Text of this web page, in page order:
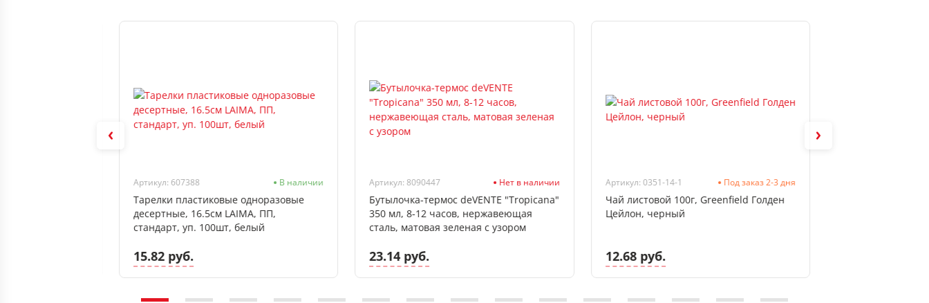
Артикул: 607388 В наличии
Тарелки пластиковые одноразовые
десертные, 16.5см LAIMA, ПП,
стандарт, уп. 100шт, белый
15.82 руб.
Артикул: 8090447 Нет в наличии
Бутылочка-термос deVENTE "Tropicana"
350 мл, 8-12 часов, нержавеющая
сталь, матовая зеленая с узором
23.14 руб.
Артикул: 0351-14-1 Под заказ 2-3 дня
Чай листовой 100г, Greenfield Голден
Цейлон, черный
12.68 руб.